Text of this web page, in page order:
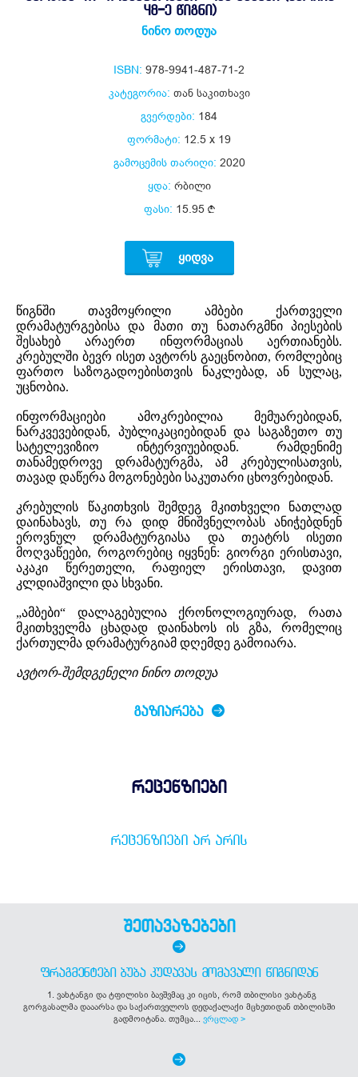
48-Ე ᲬᲘᲒᲜᲘ)
ნინო თოდუა
ISBN: 978-9941-487-71-2
კატეგორია: თან საკითხავი
გვერდები: 184
ფორმატი: 12.5 x 19
გამოცემის თარიღი: 2020
ყდა: რბილი
ფასი: 15.95
ᲧᲘᲓᲕᲐ
წიგნში თავმოყრილი ამბები ქართველი
დრამატურგებისა და მათი თუ ნათარგმნი პიესების
შესახებ არაერთ ინფორმაციას აერთიანებს.
კრებულში ბევრ ისეთ ავტორს გაეცნობით, რომლებიც
ფართო საზოგადოებისთვის ნაკლებად, ან სულაც,
უცნობია.
ინფორმაციები ამოკრებილია მემუარებიდან,
ნარკვევებიდან, პუბლიკაციებიდან და საგაზეთო თუ
სატელევიზიო ინტერვიუებიდან. რამდენიმე
თანამედროვე დრამატურგმა, ამ კრებულისათვის,
თავად დაწერა მოგონებები საკუთარი ცხოვრებიდან.
კრებულის წაკითხვის შემდეგ მკითხველი ნათლად
დაინახავს, თუ რა დიდ მნიშვნელობას ანიჭებდნენ
ეროვნულ დრამატურგიასა და თეატრს ისეთი
მოღვაწეები, როგორებიც იყვნენ: გიორგი ერისთავი,
აკაკი წერეთელი, რაფიელ ერისთავი, დავით
კლდიაშვილი და სხვანი.
„ამბები“ დალაგებულია ქრონოლოგიურად, რათა
მკითხველმა ცხადად დაინახოს ის გზა, რომელიც
ქართულმა დრამატურგიამ დღემდე გამოიარა.
ავტორ-შემდგენელი ნინო თოდუა
ᲒᲐᲖᲘᲐᲠᲔᲑᲐ
რეცენზიები
ᲠᲔᲪᲔᲜᲖᲘᲔᲑᲘ ᲐᲠ ᲐᲠᲘᲡ
შეთავაზებები
ᲤᲠᲐᲒᲛᲔᲜᲢᲔᲑᲘ ᲑᲣᲑᲐ ᲙᲣᲓᲐᲕᲐᲡ ᲛᲝᲛᲐᲕᲐᲚᲘ ᲬᲘᲒᲜᲘᲓᲐᲜ
1. ვახტანგი და ტფილისი ბავშვმაც კი იცის, რომ თბილისი ვახტანგ
გორგასალმა დააარსა და საქართველოს დედაქალაქი მცხეთიდან თბილისში
გადმოიტანა. თუმცა... ვრცლად >